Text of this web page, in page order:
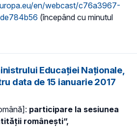
en/webcast/c76a3967-
(începând cu minutul
Educației Naționale,
data de 15 ianuarie 2017
participare la sesiunea
româneşti“,